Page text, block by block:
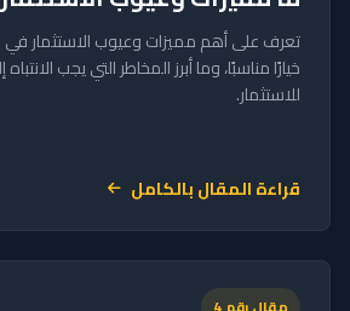
تعرف على أهم مميزات وعيوب الاستثمار
خيارًا مناسبًا، وما أبرز المخاطر التي يجب
للاستثمار.
قراءة المقال بالكامل